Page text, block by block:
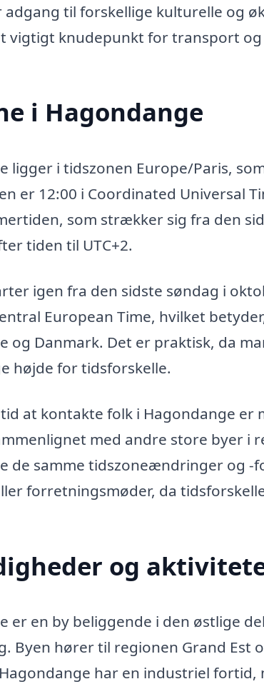
adgang til forskellige kulturelle og
vigtigt knudepunkt for transport
i Hagondange
ligger i tidszonen Europe/Paris,
er 12:00 i Coordinated Universal
som strækker sig fra den
tiden til UTC+2.
igen fra den sidste søndag i
European Time, hvilket
og Danmark. Det er praktisk, da
højde for tidsforskelle.
at kontakte folk i Hagondange er
med andre store byer i
de samme tidszoneændringer og
forretningsmøder, da
og
er en by beliggende i den østlige
Byen hører til regionen Grand Est
har en industriel fortid,